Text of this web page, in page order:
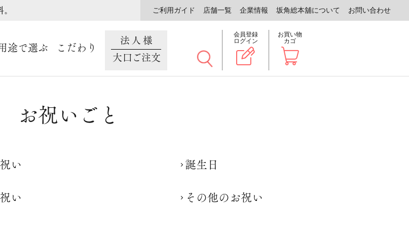
ご利用ガイド 店舗一覧 企業情報 坂角総本舖について お問い合わせ
途で選ぶ こだわり
法人様
大口ご注文
会員登録
ログイン
お買い物
カゴ
お祝いごと
い
誕生日
い その他のお祝い